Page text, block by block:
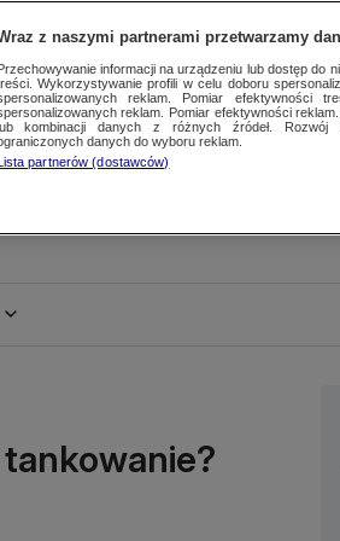
z naszymi partnerami przetwarzamy
informacji na urządzeniu lub dostęp do
Wykorzystywanie profili w celu doboru
reklam. Pomiar efektywności
reklam. Pomiar efektywności
kombinacji danych z różnych źródeł. Rozwój
danych do wyboru reklam.
partnerów (dostawców)